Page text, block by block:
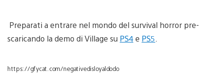
Preparati a entrare nel mondo del survival horror pre-
scaricando la demo di Village su PS4e PS5.
https://gfycat.com/negativedisloyaldodo